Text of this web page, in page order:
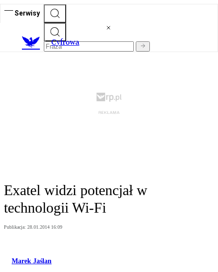
Serwisy
Cyfrowa
Exatel widzi potencjał w
technologii Wi-Fi
Publikacja: 28.01.2014 16:09
Marek Jaślan